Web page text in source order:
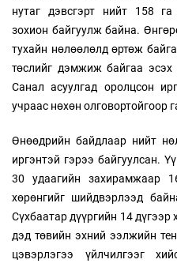
нутаг дэвсгэрт нийт 158
зохион байгуулж байна.
тухайн нөлөөлөлд өртөж
төслийг дэмжиж байгаа эсэх
Санал асуулгад оролцсон
учраас нөхөн олговортойгоор
Өнөөдрийн байдлаар нийт
иргэнтэй гэрээ байгуулсан.
30 удаагийн захирамжаар
хөрөнгийг шийдвэрлээд
Сүхбаатар дүүргийн 14 дүгээр
дэд төвийн эхний ээлжийн
цэвэрлэгээ үйлчилгээг